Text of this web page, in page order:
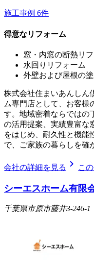
施工事例 6件
得意なリフォーム
窓・内窓の断熱リ
水回りリフォーム
外壁および屋根の
株式会社住まいあんしん
ム専門店として、お客様
す。地域密着ならではの
の活用提案、実績豊富な
をはじめ、耐久性と機能
で、ご家族の暮らしを確
会社の詳細を見る chevron_right こ
シーエスホーム有限
千葉県市原市藤井3-246-1